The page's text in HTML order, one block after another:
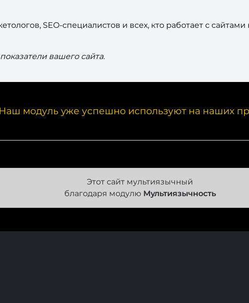
SEO-специалистов и всех, кто работает с
вашего сайта.
Наш модуль уже успешно используют на наших
Этот сайт мультиязычный
благодаря модулю Мультиязычность